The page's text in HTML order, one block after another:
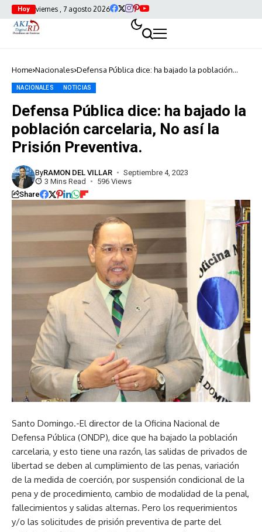
Hoy viernes , 7 agosto 2026
Home Nacionales Defensa Pública dice: ha bajado la población
NACIONALES NOTICIAS
Defensa Pública dice: ha bajado la
población carcelaria, No así la
Prisión Preventiva.
ByRAMON DEL VILLAR
Septiembre 4, 2023
3 Mins Read
596 Views
Share
Santo Domingo.-El director de la Oficina Nacional de
Defensa Pública (ONDP), dice que ha bajado la población
carcelaria, y esto tiene una razón, las salidas de privados de
libertad se deben al cumplimiento de las penas, variación
de la medida de coerción, por suspensión condicional de la
pena y de procedimiento, cambio de modalidad de la penal,
fallecimientos y salidas alternas. Pero los requerimientos
y/o las solicitudes de prisión preventiva de parte del